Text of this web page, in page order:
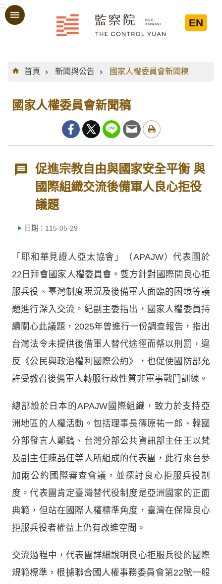
跳到主要內容區塊
:::
EN
:::
首頁
新聞與公告 國家人權委員會新聞稿
國家人權委員會新聞稿
促進宗教自由與國家安全平衡 與
國際組織交流後備軍人良心拒役
議題
日期：115-05-29
「耶和華見證人亞太協會」（APAJW）代表團於
22日拜會國家人權委員會。雙方針對國際間良心拒
服兵役、臺灣制度現況及後備軍人面臨的困境等議
題進行深入交流。紀副主委指出，國家人權委員持
續關心此議題，2025年曾進行一份調查報告，指出
台灣法令未提供後備軍人替代途徑而祭以刑罰，違
反《公民與政治權利國際公約》，也促使國防部允
許受教召後備軍人轉服行政性質非軍事戰鬥訓練。
總部設於日本的APAJW國際組織，致力於支持亞
洲地區的人權活動。包括理事長篠原祐一郎、韓國
分部發言人鄭鎬、台灣分部公共資訊部主任王以梵
及副主任陳品任等人所組成的代表團，此行來台參
加兩公約國際審查會議，並探討良心拒服兵役制
度。代表團肯定臺灣替代役制度是亞洲國家的正面
典範，但站在國際人權標準角度，臺灣在保障良心
拒服兵役者權益上仍有改進空間。
交流過程中，代表團詳細說明良心拒服兵役的國際
規範標準，根據聯合國人權事務委員會第22號一般